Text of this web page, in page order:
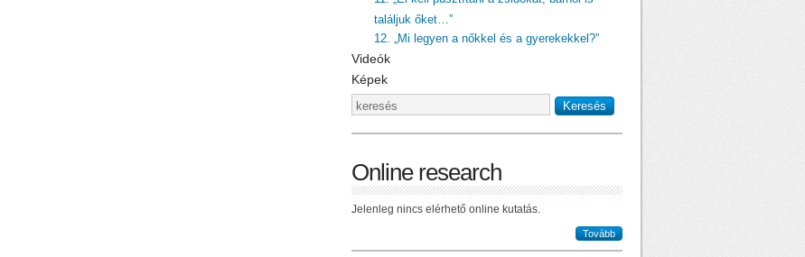
találjuk őket…”
12. „Mi legyen a nőkkel és a gyerekekkel?”
Videók
Képek
Online research
Jelenleg nincs elérhető online kutatás.
Tovább